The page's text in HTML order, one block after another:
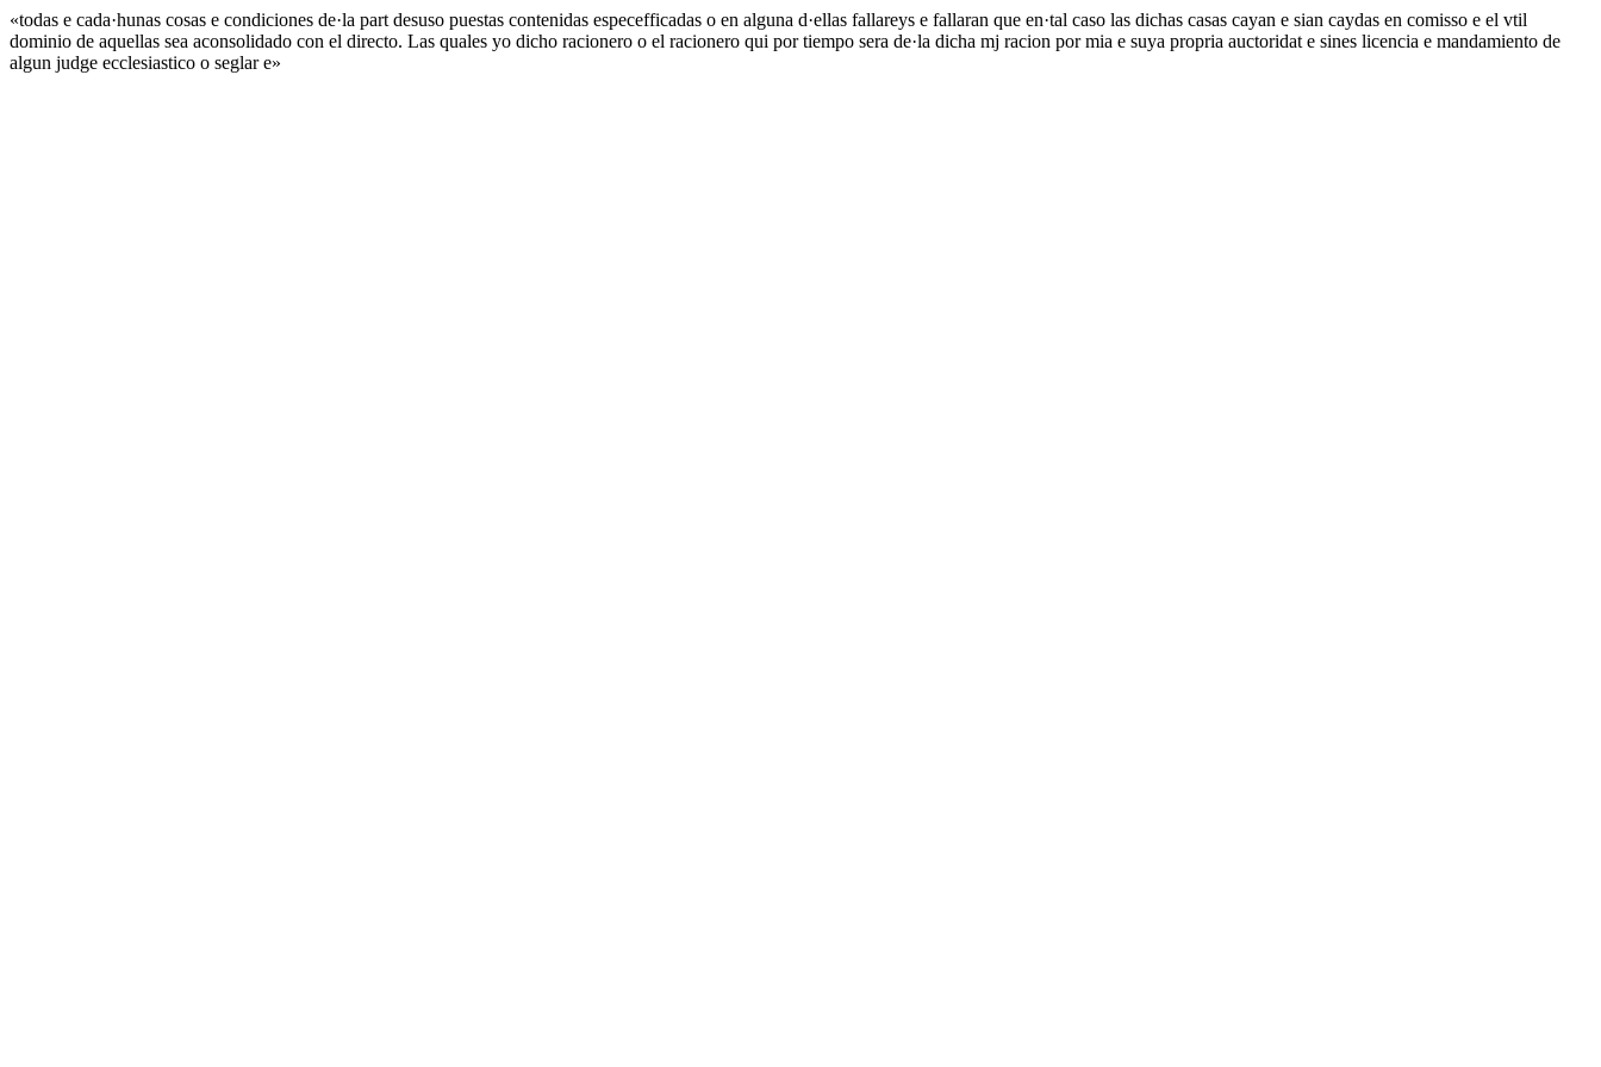
«todas e cada·hunas cosas e condiciones de·la part desuso puestas contenidas especefficadas o en alguna d·ellas fallareys e fallaran que en·tal caso las dichas casas cayan e sian caydas en comisso e el vtil
dominio de aquellas sea aconsolidado con el directo. Las quales yo dicho racionero o el racionero qui por tiempo sera de·la dicha mj racion por mia e suya propria auctoridat e sines licencia e mandamiento de
algun judge ecclesiastico o seglar e»